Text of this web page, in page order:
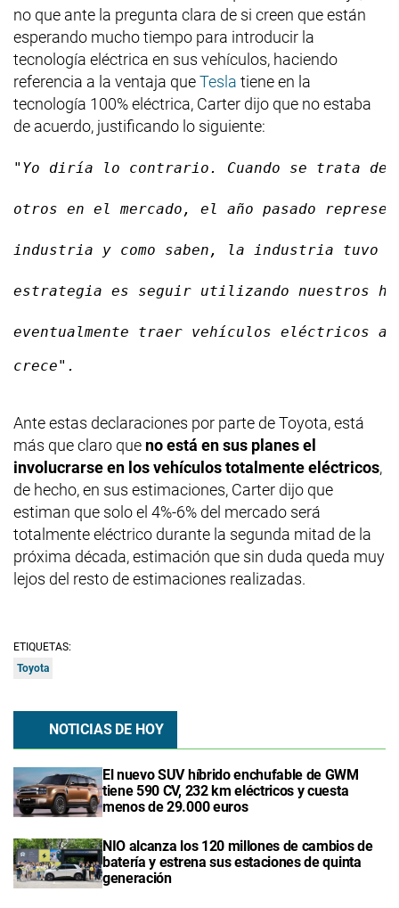
no que ante la pregunta clara de si creen que están
esperando mucho tiempo para introducir la
tecnología eléctrica en sus vehículos, haciendo
referencia a la ventaja queTesla tiene en la
tecnología 100% eléctrica, Carter dijo que no estaba
de acuerdo, justificando lo siguiente:
"Yo diría lo contrario. Cuando se trata
otros en el mercado, el año pasado
industria y como saben, la industria tuvo
estrategia es seguir utilizando nuestros
eventualmente traer vehículos eléctricos a
crece".
Ante estas declaraciones por parte de Toyota, está
más que claro que no está en sus planes el
involucrarse en los vehículos totalmente eléctricos,
de hecho, en sus estimaciones, Carter dijo que
estiman que solo el 4%-6% del mercado será
totalmente eléctrico durante la segunda mitad de la
próxima década, estimación que sin duda queda muy
lejos del resto de estimaciones realizadas.
ETIQUETAS:
Toyota
NOTICIAS DE HOY
El nuevo SUV híbrido enchufable de GWM
tiene 590 CV, 232 km eléctricos y cuesta
menos de 29.000 euros
NIO alcanza los 120 millones de cambios de
batería y estrena sus estaciones de quinta
generación